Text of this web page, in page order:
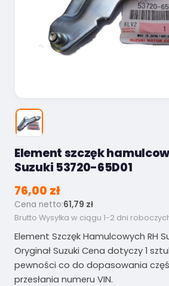
Element szczęk
Suzuki 53720-65D01
76,00 zł
Cena netto:61,79 zł
Brutto Wysyłka w ciągu 1-2 dni
Element Szczęk Hamulcowych RH
Oryginał Suzuki Cena dotyczy 1
pewności co do dopasowania
przesłania numeru VIN.